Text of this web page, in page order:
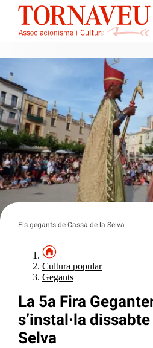
Els gegants de Cassà de la Selva
Cultura popular
Gegants
La 5a Fira
s’instal·la
Selva